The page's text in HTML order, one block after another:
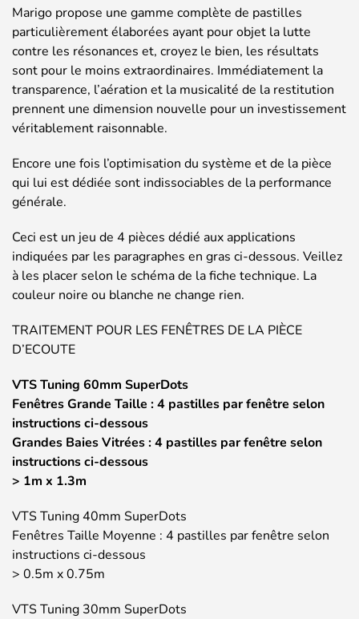
Marigo propose une gamme complète de pastilles
particulièrement élaborées ayant pour objet la lutte
contre les résonances et, croyez le bien, les résultats
sont pour le moins extraordinaires. Immédiatement la
transparence, l’aération et la musicalité de la restitution
prennent une dimension nouvelle pour un investissement
véritablement raisonnable.
Encore une fois l’optimisation du système et de la pièce
qui lui est dédiée sont indissociables de la performance
générale.
Ceci est un jeu de 4 pièces dédié aux applications
indiquées par les paragraphes en gras ci-dessous. Veillez
à les placer selon le schéma de la fiche technique. La
couleur noire ou blanche ne change rien.
TRAITEMENT POUR LES FENÊTRES DE LA PIÈCE
D’ECOUTE
VTS Tuning 60mm SuperDots
Fenêtres Grande Taille : 4 pastilles par fenêtre selon
instructions ci-dessous
Grandes Baies Vitrées : 4 pastilles par fenêtre selon
instructions ci-dessous
> 1m x 1.3m
VTS Tuning 40mm SuperDots
Fenêtres Taille Moyenne : 4 pastilles par fenêtre selon
instructions ci-dessous
> 0.5m x 0.75m
VTS Tuning 30mm SuperDots